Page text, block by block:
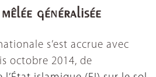
généralisée
octobre 2014, de